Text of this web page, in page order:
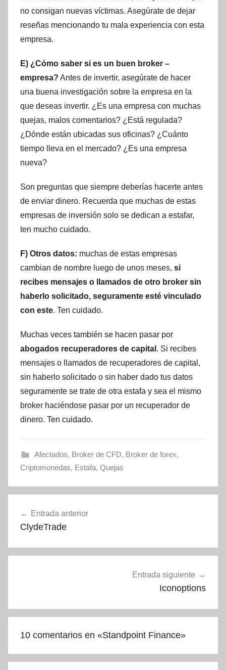
no consigan nuevas víctimas. Asegúrate de dejar
reseñas mencionando tu mala experiencia con esta
empresa.
E) ¿Cómo saber si es un buen broker –
empresa? Antes de invertir, asegúrate de hacer
una buena investigación sobre la empresa en la
que deseas invertir. ¿Es una empresa con muchas
quejas, malos comentarios? ¿Está regulada?
¿Dónde están ubicadas sus oficinas? ¿Cuánto
tiempo lleva en el mercado? ¿Es una empresa
nueva?
Son preguntas que siempre deberías hacerte antes
de enviar dinero. Recuerda que muchas de estas
empresas de inversión solo se dedican a estafar,
ten mucho cuidado.
F) Otros datos: muchas de estas empresas
cambian de nombre luego de unos meses, si
recibes mensajes o llamados de otro broker sin
haberlo solicitado, seguramente esté vinculado
con este. Ten cuidado.
Muchas veces también se hacen pasar por
abogados recuperadores de capital . Si recibes
mensajes o llamados de recuperadores de capital,
sin haberlo solicitado o sin haber dado tus datos
seguramente se trate de otra estafa y sea el mismo
broker haciéndose pasar por un recuperador de
dinero. Ten cuidado.
Afectados, Broker de CFD, Broker de forex,
Criptomonedas, Estafa, Quejas
de
Entrada anterior
ClydeTrade
Entrada siguiente
Iconoptions
10 comentarios en «Standpoint Finance»